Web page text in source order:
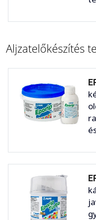
Aljzatelőkészítés